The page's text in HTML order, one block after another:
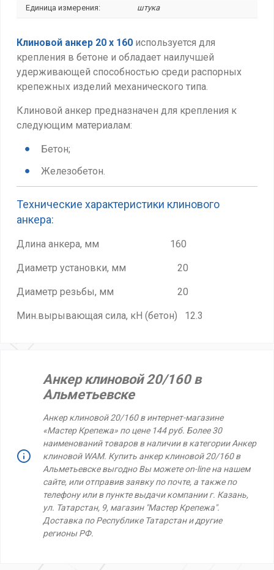
Единица измерения: штука
Клиновой анкер 20 х 160 используется для
крепления в бетоне и обладает наилучшей
удерживающей способностью среди распорных
крепежных изделий механического типа.
Клиновой анкер предназначен для крепления к
следующим материалам:
Бетон;
Железобетон.
Технические характеристики клинового
анкера:
Длина анкера, мм 160
Диаметр установки, мм 20
Диаметр резьбы, мм 20
Мин.вырывающая сила, кН (бетон) 12.3
Анкер клиновой 20/160 в
Альметьевске
Анкер клиновой 20/160 в интернет-магазине
«Мастер Крепежа» по цене 144 руб. Более 30
наименований товаров в наличии в категории Анкер
клиновой WAM. Купить анкер клиновой 20/160 в
Альметьевске выгодно Вы можете on-line на нашем
сайте, или отправив заявку по почте, а также по
телефону или в пункте выдачи компании г. Казань,
ул. Татарстан, 9, магазин "Мастер Крепежа".
Доставка по Республике Татарстан и другие
регионы РФ.